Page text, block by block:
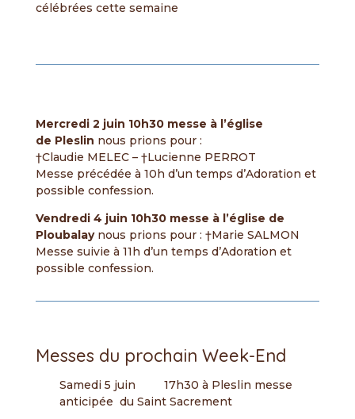
célébrées cette semaine
Mercredi 2 juin 10h30 messe à l’église
de Pleslin nous prions pour :
†Claudie MELEC – †Lucienne PERROT
Messe précédée à 10h d’un temps d’Adoration et
possible confession.
Vendredi 4 juin 10h30 messe à l’église de
Ploubalaynous prions pour : †Marie SALMON
Messe suivie à 11h d’un temps d’Adoration et
possible confession.
Messes du prochain Week-End
Samedi 5 juin 17h30 à Pleslin messe
anticipée du Saint Sacrement